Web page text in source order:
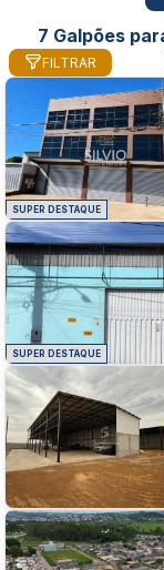
7 Galpões
FILTRAR
SUPER DESTAQUE
SUPER DESTAQUE